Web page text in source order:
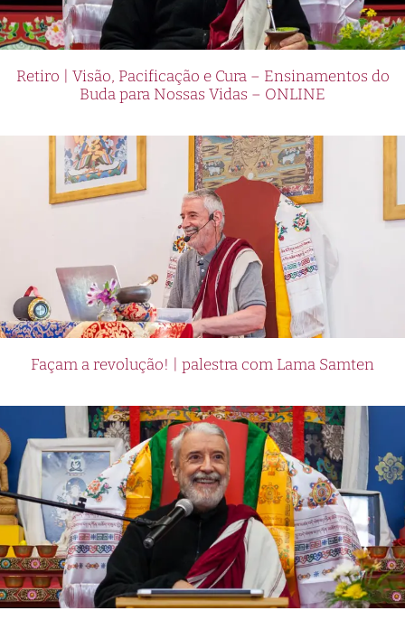
Retiro | Visão, Pacificação e Cura – Ensinamentos do
Buda para Nossas Vidas – ONLINE
Façam a revolução! | palestra com Lama Samten